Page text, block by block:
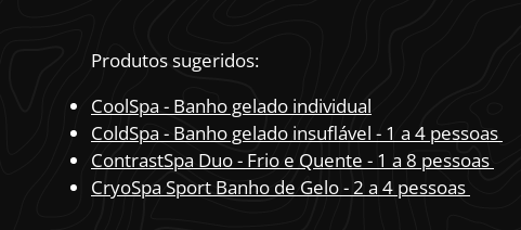
Produtos sugeridos:
CoolSpa - Banho gelado individual
ColdSpa - Banho gelado insuflável - 1 a 4 pessoas
ContrastSpa Duo - Frio e Quente - 1 a 8 pessoas
CryoSpa Sport Banho de Gelo - 2 a 4 pessoas